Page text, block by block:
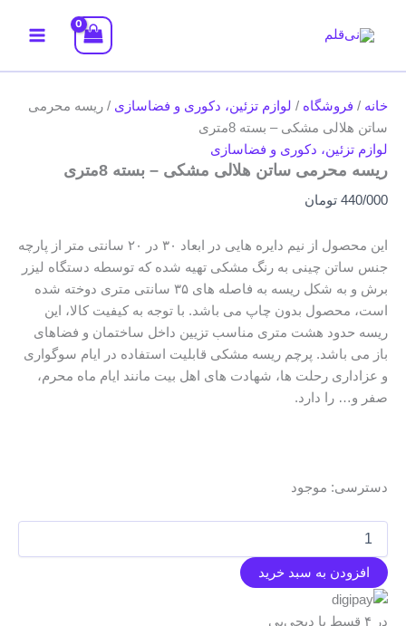
خانه / فروشگاه / لوازم تزئین، دکوری و فضاسازی / ریسه محرمی
ساتن هلالی مشکی – بسته 8متری
لوازم تزئین، دکوری و فضاسازی
ریسه محرمی ساتن هلالی مشکی – بسته 8متری
440/000 تومان
این محصول از نیم دایره هایی در ابعاد ۳۰ در ۲۰ سانتی متر از پارچه
جنس ساتن چینی به رنگ مشکی تهیه شده که توسطه دستگاه لیزر
برش و به شکل ریسه به فاصله های ۳۵ سانتی متری دوخته شده
است، محصول بدون چاپ می باشد. با توجه به کیفیت کالا، این
ریسه حدود هشت متری مناسب تزیین داخل ساختمان و فضاهای
باز می باشد. پرچم ریسه مشکی قابلیت استفاده در ایام سوگواری
و عزاداری رحلت ها، شهادت های اهل بیت مانند ایام ماه محرم،
صفر و… را دارد.
دسترسی: موجود
ریسه
محرمی
ساتن
هلالی
مشکی
-
افزودن به سبد خرید
در ۴ قسط با دیجی‌پی
فروش‌ویژه!
فروش‌ویژه!
فروش‌ویژه!
فروش‌ویژه!